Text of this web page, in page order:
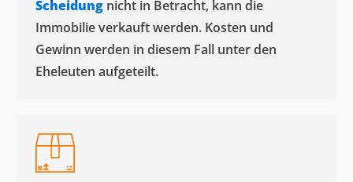
Scheidung nicht in Betracht, kann die
Immobilie verkauft werden. Kosten und
Gewinn werden in diesem Fall unter den
Eheleuten aufgeteilt.​